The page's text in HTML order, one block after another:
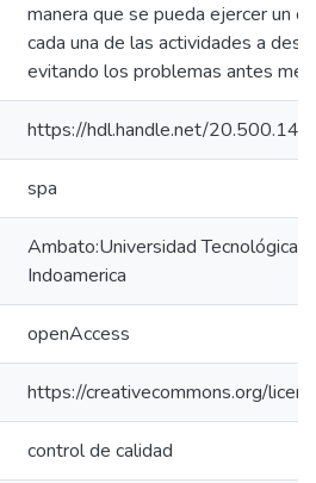
manera que se pueda ejercer un
cada una de las actividades a
evitando los problemas antes
https://hdl.handle.net/
spa
Ambato:Universidad Tecnológica
Indoamerica
openAccess
https://creativecommons.org/
control de calidad